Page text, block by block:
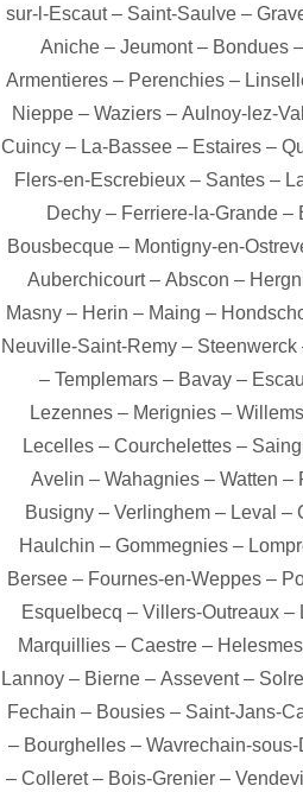
sur-l-Escaut– Saint-Saulve–
Aniche– Jeumont– Bondues–
Armentieres – Perenchies –
Nieppe– Waziers– Aulnoy-lez-
Cuincy– La-Bassee– Estaires–
Flers-en-Escrebieux– Santes–
Dechy– Ferriere-la-Grande–
Bousbecque – Montigny-en-
Auberchicourt– Abscon –
Masny– Herin – Maing –
Neuville-Saint-Remy – Steenwerck
– Templemars– Bavay–
Lezennes– Merignies– Willems
Lecelles– Courchelettes–
Avelin – Wahagnies – Watten –
Busigny – Verlinghem – Leval –
Haulchin – Gommegnies –
Bersee– Fournes-en-Weppes–
Esquelbecq – Villers-Outreaux–
Marquillies– Caestre– Helesmes
Lannoy– Bierne– Assevent–
Fechain – Bousies – Saint-Jans-
– Bourghelles– Wavrechain-
– Colleret– Bois-Grenier –